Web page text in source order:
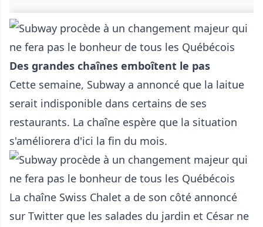
Des grandes chaînes emboîtent le pas
Cette semaine, Subway a annoncé que la laitue
serait indisponible dans certains de ses
restaurants. La chaîne espère que la situation
s'améliorera d'ici la fin du mois.
La chaîne Swiss Chalet a de son côté annoncé
sur Twitter que les salades du jardin et César ne